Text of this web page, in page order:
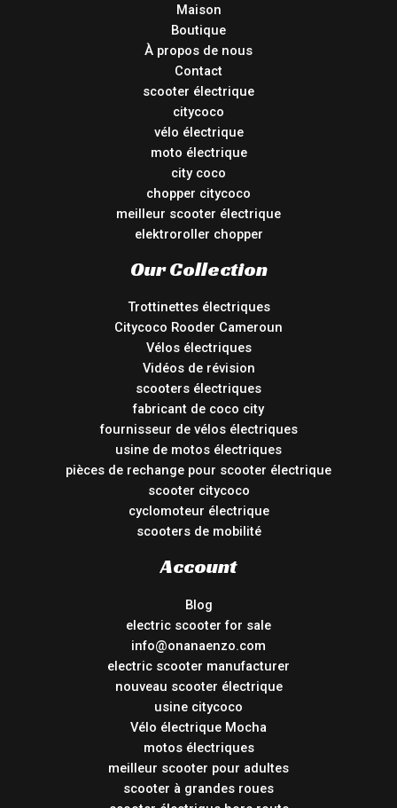
Maison
Boutique
À propos de nous
Contact
scooter électrique
citycoco
vélo électrique
moto électrique
city coco
chopper citycoco
meilleur scooter électrique
elektroroller chopper
Our Collection
Trottinettes électriques
Citycoco Rooder Cameroun
Vélos électriques
Vidéos de révision
scooters électriques
fabricant de coco city
fournisseur de vélos électriques
usine de motos électriques
pièces de rechange pour scooter électrique
scooter citycoco
cyclomoteur électrique
scooters de mobilité
Account
Blog
electric scooter for sale
info@onanaenzo.com
electric scooter manufacturer
nouveau scooter électrique
usine citycoco
Vélo électrique Mocha
motos électriques
meilleur scooter pour adultes
scooter à grandes roues